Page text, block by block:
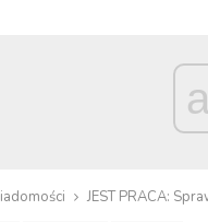
JEST PRACA: